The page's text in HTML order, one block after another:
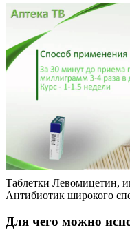
Таблетки Левомицетин,
Антибиотик широкого
Для чего можно